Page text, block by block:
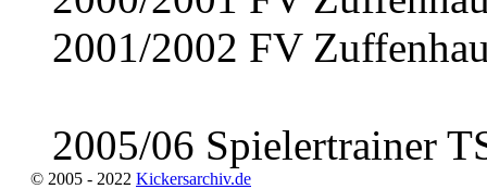
2001/2002 FV
2005/06 Spielertrainer
© 2005 - 2022 Kickersarchiv.de